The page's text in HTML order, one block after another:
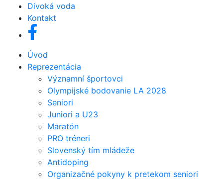
Divoká voda
Kontakt
Úvod
Reprezentácia
Významní športovci
Olympijské bodovanie LA 2028
Seniori
Juniori a U23
Maratón
PRO tréneri
Slovenský tím mládeže
Antidoping
Organizačné pokyny k pretekom seniori